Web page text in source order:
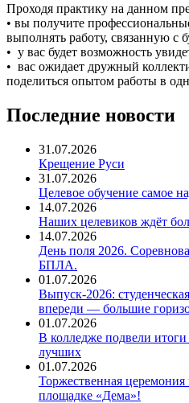
Проходя практику на данном
• вы получите
выполнять работу, связанную с
• у вас будет возможность
• вас ожидает дружный
поделиться опытом работы в
Последние новости
31.07.2026
Крещение Руси
31.07.2026
Целевое обучение самое
14.07.2026
Наших целевиков ждёт
14.07.2026
День поля 2026.
БПЛА.
01.07.2026
Выпуск-2026:
впереди — большие
01.07.2026
В колледже подвели
лучших
01.07.2026
Торжественная
площадке «Дема»!